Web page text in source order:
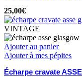
25,00€
VINTAGE
Ajouter au panier
Ajouter à mes pépites
Écharpe cravate